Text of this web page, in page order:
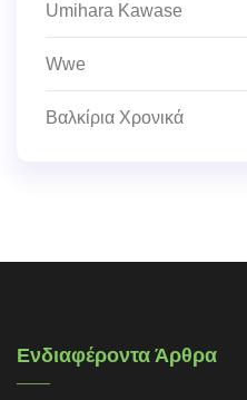
Umihara Kawase
Wwe
Βαλκίρια Χρονικά
Ενδιαφέροντα Άρθρα